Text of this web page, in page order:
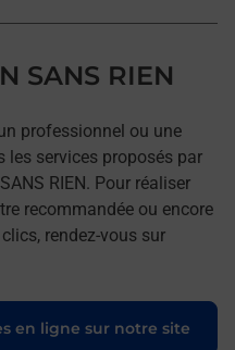
SANS RIEN
professionnel ou une
les services proposés par
RIEN. Pour réaliser
recommandée ou encore
rendez-vous sur
en ligne sur notre site